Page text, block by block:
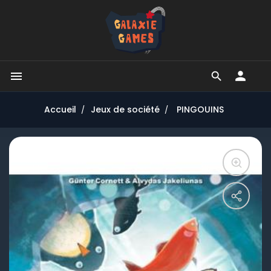


Accueil Jeux de société PINGOUINS